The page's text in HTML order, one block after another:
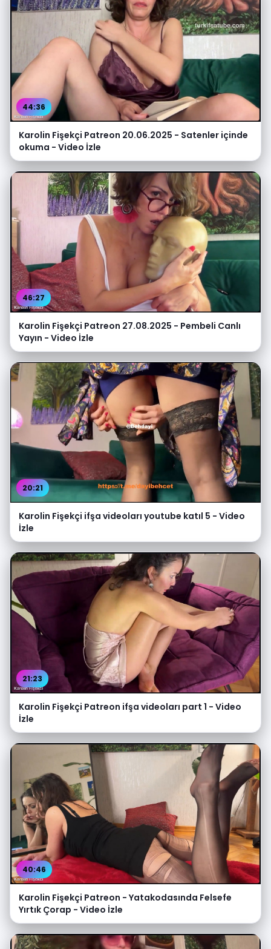
44:36
Karolin Fişekçi Patreon 20.06.2025 - Satenler içinde
okuma - Video İzle
46:27
Karolin Fişekçi Patreon 27.08.2025 - Pembeli Canlı
Yayın - Video İzle
20:21
Karolin Fişekçi ifşa videoları youtube katıl 5 - Video
İzle
21:23
Karolin Fişekçi Patreon ifşa videoları part 1 - Video
İzle
40:46
Karolin Fişekçi Patreon - Yatakodasında Felsefe
Yırtık Çorap - Video İzle